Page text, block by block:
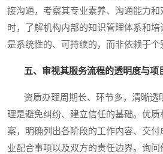
接沟通，考察其专业素养、沟通能力和
时，了解机构内部的知识管理体系和
是系统性的、可持续的，而非依赖于个
五、审视其服务流程的透明度与项
资质办理周期长、环节多，清晰透
理是避免纠纷、建立信任的基础。优
案，明确列出各阶段的工作内容、交
业配合事项以及双方的责任边界。询